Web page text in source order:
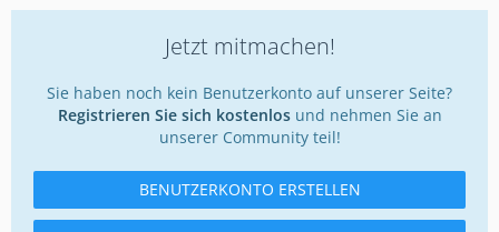
Jetzt mitmachen!
Sie haben noch kein Benutzerkonto auf unserer Seite?
Registrieren Sie sich kostenlosund nehmen Sie an
unserer Community teil!
BENUTZERKONTO ERSTELLEN